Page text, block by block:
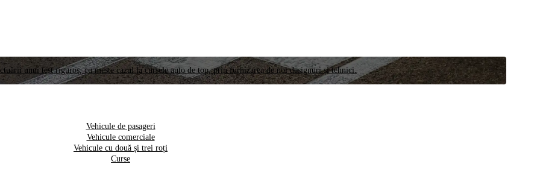
unui test riguros, cu meste cazul la cursele auto de top, prin furnizarea de noi designuri și tehnici.
Vehicule de pasageri
Vehicule comerciale
Vehicule cu două și trei roți
Curse